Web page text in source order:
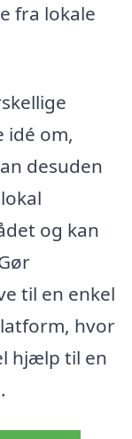
fra lokale
idé om,
desuden
og kan
til en enkel
hvor
hjælp til en